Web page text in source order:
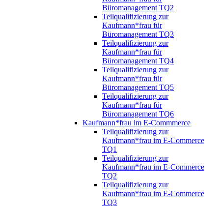
Büromanagement TQ2
Teilqualifizierung zur
Kaufmann*frau für
Büromanagement TQ3
Teilqualifizierung zur
Kaufmann*frau für
Büromanagement TQ4
Teilqualifizierung zur
Kaufmann*frau für
Büromanagement TQ5
Teilqualifizierung zur
Kaufmann*frau für
Büromanagement TQ6
Kaufmann*frau im E-Commmerce
Teilqualifizierung zur
Kaufmann*frau im E-Commerce
TQ1
Teilqualifizierung zur
Kaufmann*frau im E-Commerce
TQ2
Teilqualifizierung zur
Kaufmann*frau im E-Commerce
TQ3